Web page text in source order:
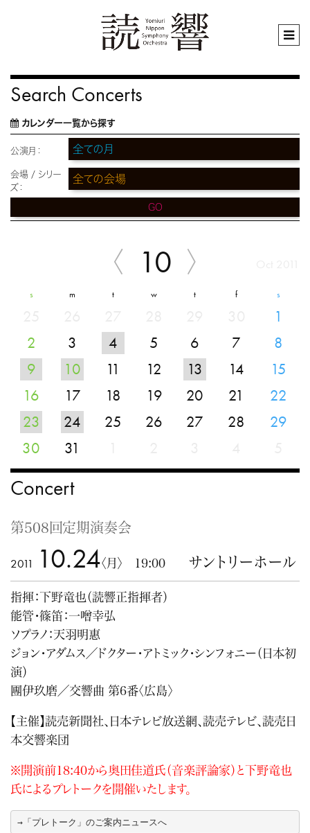
Search Concerts
カレンダー一覧から探す
公演月：
会場 / シリー
ズ：
GO
10
s m t w t f s
1
2
3 4 5 6 7
8
9
10 11 12 13 14
15
16
17 18 19 20 21
22
23
24 25 26 27 28
29
30
31
Concert
第508回定期演奏会
2011 10.24〈月〉 19:00 サントリーホール
指揮：下野竜也（読響正指揮者）
能管・篠笛：一噌幸弘
ソプラノ：天羽明惠
ジョン・アダムス／ドクター・アトミック・シンフォニー（日本初
演）
團伊玖磨／交響曲 第6番〈広島〉
【主催】読売新聞社、日本テレビ放送網、読売テレビ、読売日
本交響楽団
※開演前18:40から奥田佳道氏（音楽評論家）と下野竜也
氏によるプレトークを開催いたします。
→「プレトーク」のご案内ニュースへ